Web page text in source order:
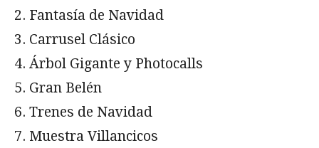
Fantasía de Navidad
Carrusel Clásico
Árbol Gigante y Photocalls
Gran Belén
Trenes de Navidad
Muestra Villancicos